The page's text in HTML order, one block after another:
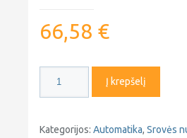
66,58 €
kiekis:
relė
Į krepšelį
Kategorijos: Automatika, Srovės